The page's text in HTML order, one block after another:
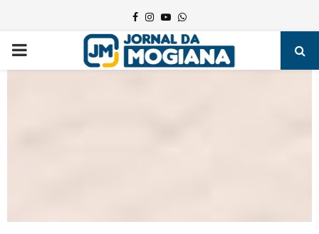
Facebook
Instagram
YoutubeWhatsapp
PRIMARY